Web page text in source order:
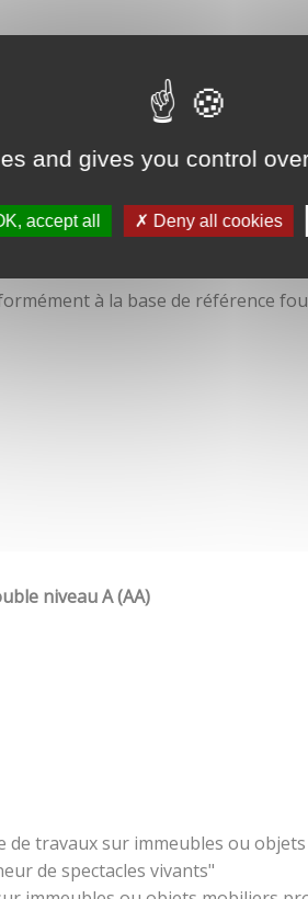
and gives you control
accept all Deny all cookies
à la base de référence
niveau A (AA)
de travaux sur immeubles ou
de spectacles vivants"